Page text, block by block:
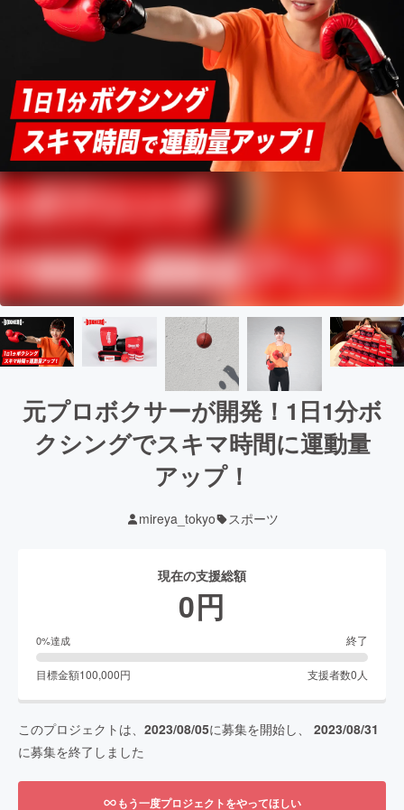
元プロボクサーが開発！1日1分ボ
クシングでスキマ時間に運動量
アップ！
mireya_tokyo スポーツ
現在の支援総額
0円
0%達成 終了
目標金額100,000円 支援者数0 人
このプロジェクトは、 2023/08/05に募集を開始し、 2023/08/31
に募集を終了しました
もう一度プロジェクトをやってほしい